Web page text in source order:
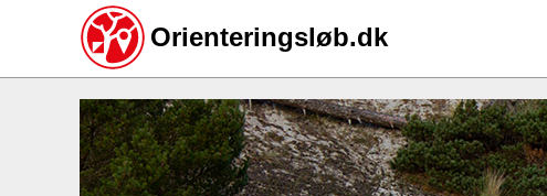
Gå
til
hovedindhold
Orienteringsløb.dk